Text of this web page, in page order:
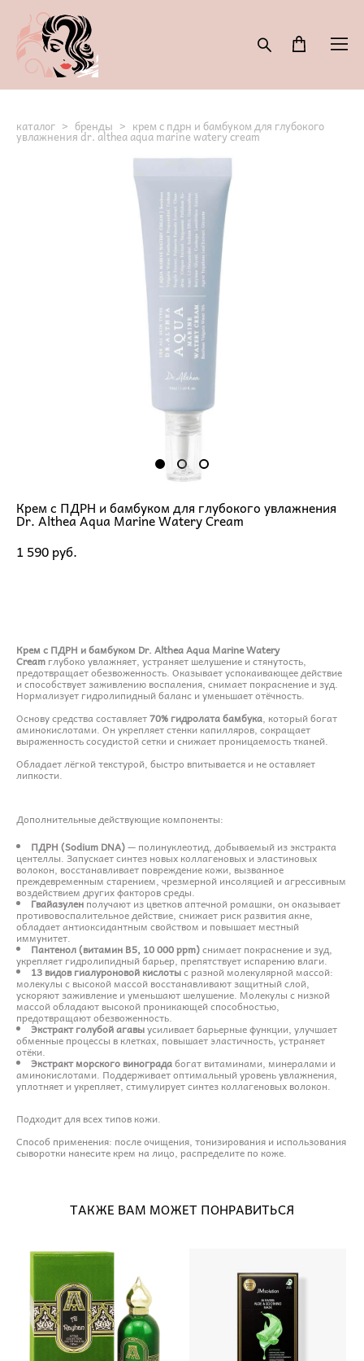
каталог > бренды > крем с пдрн и бамбуком для глубокого
увлажнения dr. althea aqua marine watery cream
Крем с ПДРН и бамбуком для глубокого увлажнения
Dr. Althea Aqua Marine Watery Cream
1 590 pуб.
Крем с ПДРН и бамбуком Dr. Althea Aqua Marine Watery
Cream глубоко увлажняет, устраняет шелушение и стянутость,
предотвращает обезвоженность. Оказывает успокаивающее действие
и способствует заживлению воспаления, снимает покраснение и зуд.
Нормализует гидролипидный баланс и уменьшает отёчность.
Основу средства составляет70% гидролата бамбука, который богат
аминокислотами. Он укрепляет стенки капилляров, сокращает
выраженность сосудистой сетки и снижает проницаемость тканей.
Обладает лёгкой текстурой, быстро впитывается и не оставляет
липкости.
Дополнительные действующие компоненты:
ПДРН (Sodium DNA)— полинуклеотид, добываемый из экстракта
центеллы. Запускает синтез новых коллагеновых и эластиновых
волокон, восстанавливает повреждение кожи, вызванное
преждевременным старением, чрезмерной инсоляцией и агрессивным
воздействием других факторов среды.
Гвайазулен получают из цветков аптечной ромашки, он оказывает
противовоспалительное действие, снижает риск развития акне,
обладает антиоксидантным свойством и повышает местный
иммунитет.
Пантенол (витамин B5, 10 000 ppm)снимает покраснение и зуд,
укрепляет гидролипидный барьер, препятствует испарению влаги.
13 видов гиалуроновой кислотыс разной молекулярной массой:
молекулы с высокой массой восстанавливают защитный слой,
ускоряют заживление и уменьшают шелушение. Молекулы с низкой
массой обладают высокой проникающей способностью,
предотвращают обезвоженность.
Экстракт голубой агавыусиливает барьерные функции, улучшает
обменные процессы в клетках, повышает эластичность, устраняет
отёки.
Экстракт морского виноградабогат витаминами, минералами и
аминокислотами. Поддерживает оптимальный уровень увлажнения,
уплотняет и укрепляет, стимулирует синтез коллагеновых волокон.
Подходит для всех типов кожи.
Способ применения: после очищения, тонизирования и использования
сыворотки нанесите крем на лицо, распределите по коже.
ТАКЖЕ ВАМ МОЖЕТ ПОНРАВИТЬСЯ